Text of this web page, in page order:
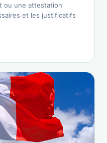
ou une attestation
et les justificatifs